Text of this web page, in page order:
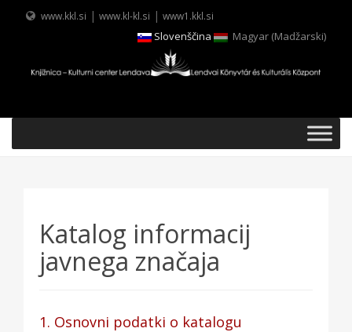
www.kkl.si | www.kl-kl.si | www1.kkl.si
Slovenščina Magyar (Madžarski)
Katalog informacij
javnega značaja
1. Osnovni podatki o katalogu